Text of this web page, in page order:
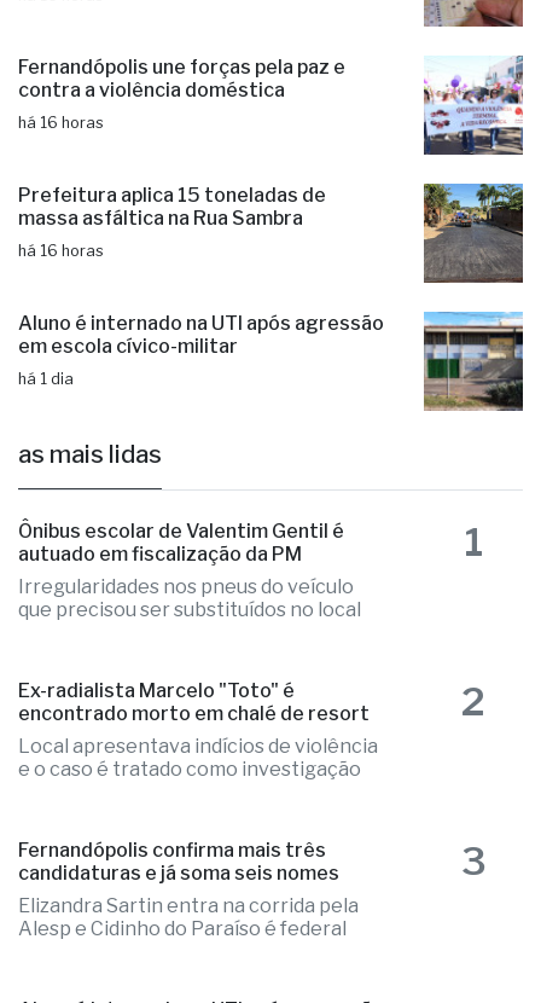
Fernandópolis une forças pela paz e
contra a violência doméstica
há 16 horas
Prefeitura aplica 15 toneladas de
massa asfáltica na Rua Sambra
há 16 horas
Aluno é internado na UTI após agressão
em escola cívico-militar
há 1 dia
as mais lidas
Ônibus escolar de Valentim Gentil é
autuado em fiscalização da PM
Irregularidades nos pneus do veículo
que precisou ser substituídos no local
1
Ex-radialista Marcelo "Toto" é
encontrado morto em chalé de resort
Local apresentava indícios de violência
e o caso é tratado como investigação
2
Fernandópolis confirma mais três
candidaturas e já soma seis nomes
Elizandra Sartin entra na corrida pela
Alesp e Cidinho do Paraíso é federal
3